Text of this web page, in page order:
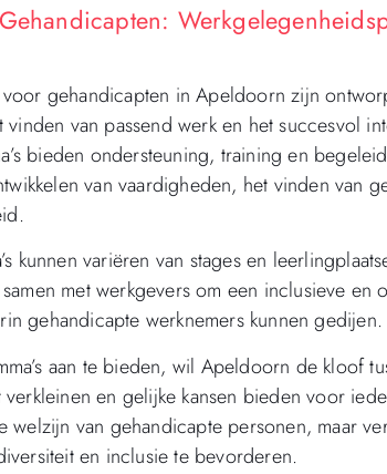
voor gehandicapten in Apeldoorn zijn
van passend werk en het succesvol
bieden ondersteuning, training en
van vaardigheden, het vinden van
kunnen variëren van stages en
met werkgevers om een inclusieve en
gehandicapte werknemers kunnen gedijen.
aan te bieden, wil Apeldoorn de kloof
en gelijke kansen bieden voor
welzijn van gehandicapte personen, maar
en inclusie te bevorderen.